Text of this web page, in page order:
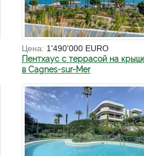
Цена: 1'490'000 EURO
Пентхаус с террасой на
в Cagnes-sur-Mer